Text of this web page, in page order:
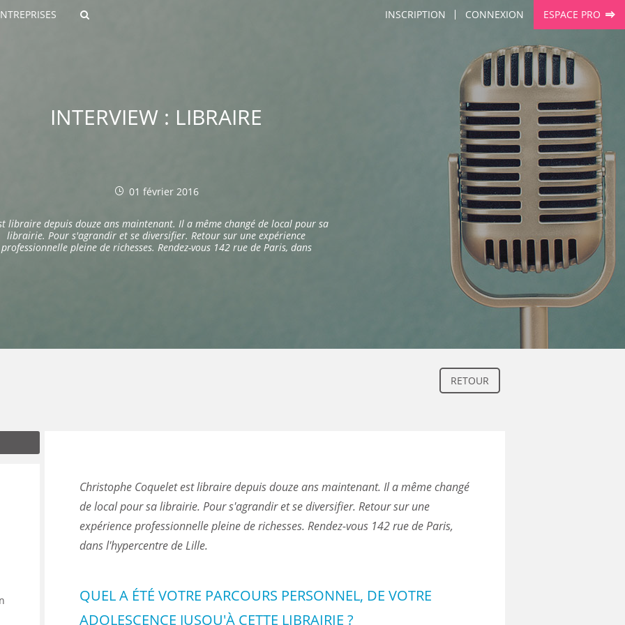
NUMÉRIQUES
INSCRIPTION CONNEXION ESPACE PRO
RETOUR
INTERVIEW : LIBRAIRE
01 février 2016
libraire depuis douze ans maintenant. Il a même changé de local pour sa
librairie. Pour s'agrandir et se diversifier. Retour sur une expérience
professionnelle pleine de richesses. Rendez-vous 142 rue de Paris, dans
Christophe Coquelet est libraire depuis douze ans maintenant. Il a même changé
de local pour sa librairie. Pour s'agrandir et se diversifier. Retour sur une
expérience professionnelle pleine de richesses. Rendez-vous 142 rue de Paris,
dans l'hypercentre de Lille.
QUEL A ÉTÉ VOTRE PARCOURS PERSONNEL, DE VOTRE
ADOLESCENCE JUSQU'À CETTE LIBRAIRIE ?